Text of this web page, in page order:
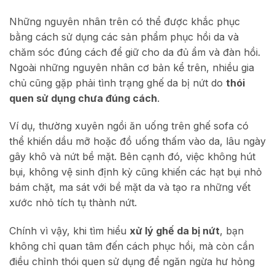
Những nguyên nhân trên có thể được khắc phục
bằng cách sử dụng các sản phẩm phục hồi da và
chăm sóc đúng cách để giữ cho da đủ ẩm và đàn hồi.
Ngoài những nguyên nhân cơ bản kể trên, nhiều gia
chủ cũng gặp phải tình trạng ghế da bị nứt do thói
quen sử dụng chưa đúng cách.
Ví dụ, thường xuyên ngồi ăn uống trên ghế sofa có
thể khiến dầu mỡ hoặc đồ uống thấm vào da, lâu ngày
gây khô và nứt bề mặt. Bên cạnh đó, việc không hút
bụi, không vệ sinh định kỳ cũng khiến các hạt bụi nhỏ
bám chặt, ma sát với bề mặt da và tạo ra những vết
xước nhỏ tích tụ thành nứt.
Chính vì vậy, khi tìm hiểu xử lý ghế da bị nứt, bạn
không chỉ quan tâm đến cách phục hồi, mà còn cần
điều chỉnh thói quen sử dụng để ngăn ngừa hư hỏng